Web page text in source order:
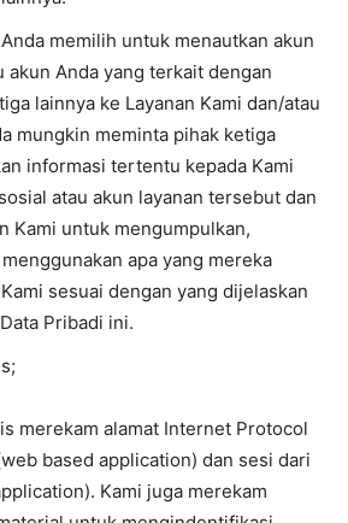
memilih untuk menautkan akun
akun Anda yang terkait dengan
lainnya ke Layanan Kami dan/atau
mungkin meminta pihak ketiga
informasi tertentu kepada Kami
atau akun layanan tersebut dan
Kami untuk mengumpulkan,
apa yang mereka
sesuai dengan yang dijelaskan
Pribadi ini.
merekam alamat Internet Protocol
based application) dan sesi dari
Kami juga merekam